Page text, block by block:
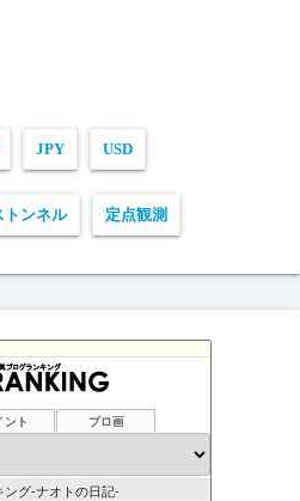
JPY USD
トンネル 定点観測
ント ブロ画
」究極システムトレード
好きな店主のブログ
業FX/デイトレーダーの収支報告ブログ
ング-ナオトの日記-